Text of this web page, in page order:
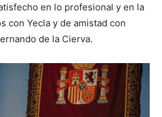
en lo profesional y en la
con Yecla y de amistad con
de la Cierva.